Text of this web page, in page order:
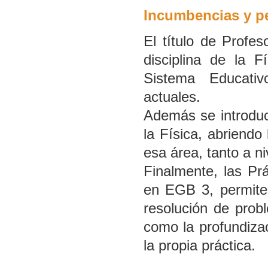
Incumbencias y
El título de
disciplina de la
Sistema
actuales.
Además se
la Física, abriendo
esa área, tanto a
Finalmente, las
en EGB 3,
resolución de
como la
la propia práctica.